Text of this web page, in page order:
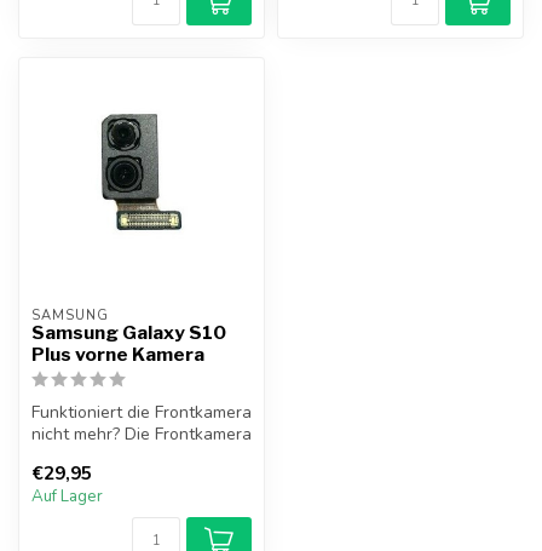
SAMSUNG
Samsung Galaxy S10
Plus vorne Kamera
Funktioniert die Frontkamera
nicht mehr? Die Frontkamera
€29,95
Auf Lager